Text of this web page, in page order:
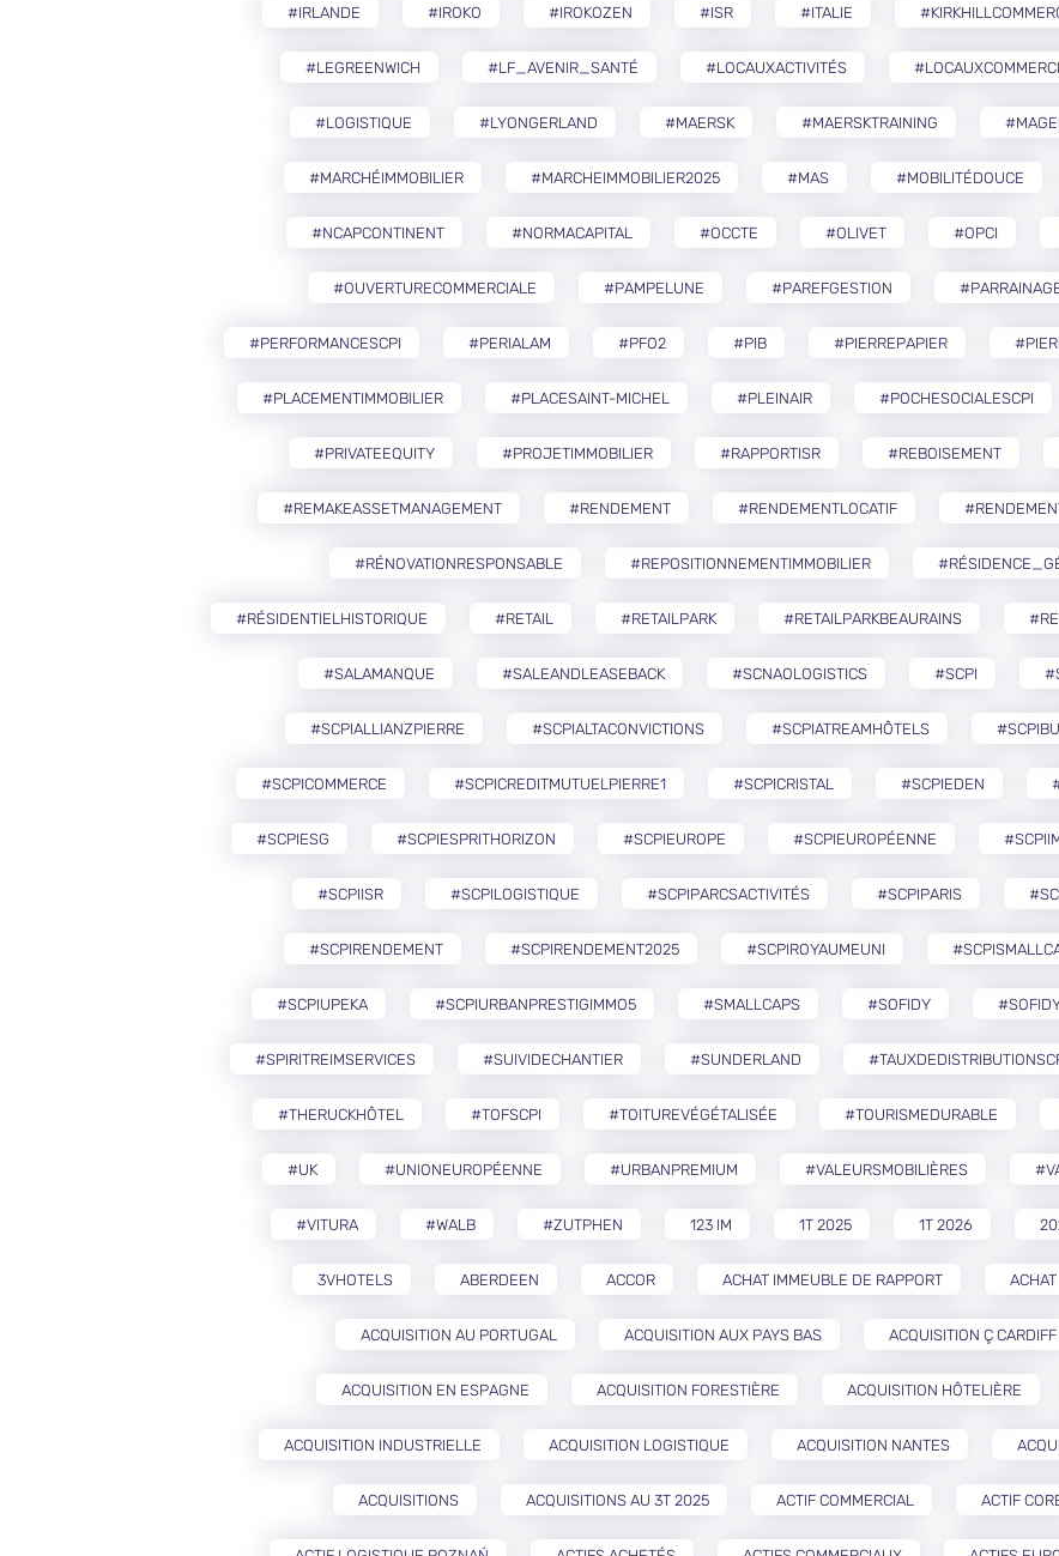
#IRLANDE #IROKO #IROKOZEN #ISR #ITALIE
#LEGREENWICH #LF_AVENIR_SANTÉ #LOCAUXACTIVITÉS
#LOGISTIQUE #LYONGERLAND #MAERSK #MAERSKTRAINING
#MARCHÉIMMOBILIER #MARCHEIMMOBILIER2025 #MAS #MOBILITÉDOUCE
#NCAPCONTINENT #NORMACAPITAL #OCCTE #OLIVET #OPCI
#OUVERTURECOMMERCIALE #PAMPELUNE #PAREFGESTION
#PERFORMANCESCPI #PERIALAM #PFO2 #PIB #PIERREPAPIER
#PLACEMENTIMMOBILIER #PLACESAINT-MICHEL #PLEINAIR #POCHESOCIALESCPI
#PRIVATEEQUITY #PROJETIMMOBILIER #RAPPORTISR #REBOISEMENT
#REMAKEASSETMANAGEMENT #RENDEMENT #RENDEMENTLOCATIF
#RÉNOVATIONRESPONSABLE #REPOSITIONNEMENTIMMOBILIER
#RÉSIDENTIELHISTORIQUE #RETAIL #RETAILPARK #RETAILPARKBEAURAINS
#SALAMANQUE #SALEANDLEASEBACK #SCNAOLOGISTICS #SCPI
#SCPIALLIANZPIERRE #SCPIALTACONVICTIONS #SCPIATREAMHÔTELS
#SCPICOMMERCE #SCPICREDITMUTUELPIERRE1 #SCPICRISTAL #SCPIEDEN
#SCPIESG #SCPIESPRITHORIZON #SCPIEUROPE #SCPIEUROPÉENNE
#SCPIISR #SCPILOGISTIQUE #SCPIPARCSACTIVITÉS #SCPIPARIS
#SCPIRENDEMENT #SCPIRENDEMENT2025 #SCPIROYAUMEUNI
#SCPIUPEKA #SCPIURBANPRESTIGIMMO5 #SMALLCAPS #SOFIDY
#SPIRITREIMSERVICES #SUIVIDECHANTIER #SUNDERLAND
#THERUCKHÔTEL #TOFSCPI #TOITUREVÉGÉTALISÉE #TOURISMEDURABLE
#UK #UNIONEUROPÉENNE #URBANPREMIUM #VALEURSMOBILIÈRES
#VITURA #WALB #ZUTPHEN 123 IM 1T 2025 1T 2026
3VHOTELS ABERDEEN ACCOR ACHAT IMMEUBLE DE RAPPORT
ACQUISITION AU PORTUGAL ACQUISITION AUX PAYS BAS ACQUISITION Ç CARDIFF
ACQUISITION EN ESPAGNE ACQUISITION FORESTIÈRE ACQUISITION HÔTELIÈRE
ACQUISITION INDUSTRIELLE ACQUISITION LOGISTIQUE ACQUISITION NANTES
ACQUISITIONS ACQUISITIONS AU 3T 2025 ACTIF COMMERCIAL ACTIF